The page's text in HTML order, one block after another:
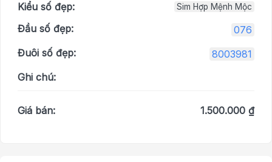
Kiểu số đẹp: Sim Hợp Mệnh Mộc
Đầu số đẹp:
076
Đuôi số đẹp:
8003981
Ghi chú:
Giá bán: 1.500.000 ₫